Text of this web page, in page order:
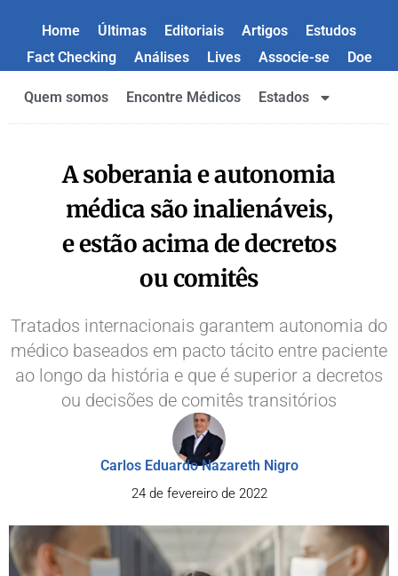
Home Últimas Editoriais Artigos
Estudos
Fact Checking
Análises Lives Associe-se Doe
Quem somos Encontre Médicos Estados
A soberania e autonomia
médica são inalienáveis,
e estão acima de decretos
ou comitês
Tratados internacionais garantem autonomia do
médico baseados em pacto tácito entre paciente
ao longo da história e que é superior a decretos
ou decisões de comitês transitórios
Carlos Eduardo Nazareth Nigro
24 de fevereiro de 2022